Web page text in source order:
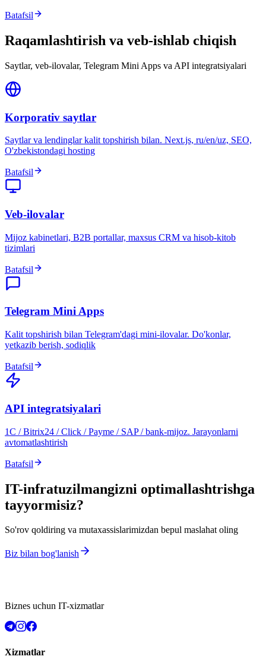
Batafsil
Raqamlashtirish va veb-ishlab chiqish
Saytlar, veb-ilovalar, Telegram Mini Apps va API integratsiyalari
Korporativ saytlar
Saytlar va lendinglar kalit topshirish bilan. Next.js, ru/en/uz, SEO,
O'zbekistondagi hosting
Batafsil
Veb-ilovalar
Mijoz kabinetlari, B2B portallar, maxsus CRM va hisob-kitob
tizimlari
Batafsil
Telegram Mini Apps
Kalit topshirish bilan Telegram'dagi mini-ilovalar. Do'konlar,
yetkazib berish, sodiqlik
Batafsil
API integratsiyalari
1C / Bitrix24 / Click / Payme / SAP / bank-mijoz. Jarayonlarni
avtomatlashtirish
Batafsil
IT-infratuzilmangizni optimallashtrishga
tayyormisiz?
So'rov qoldiring va mutaxassislarimizdan bepul maslahat oling
Biz bilan bog'lanish
Biznes uchun IT-xizmatlar
Xizmatlar